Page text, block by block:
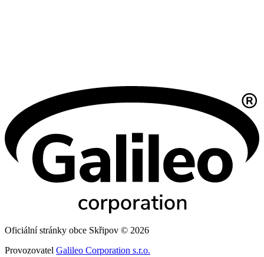
Oficiální stránky obce Skřipov © 2026
Provozovatel Galileo Corporation s.r.o.